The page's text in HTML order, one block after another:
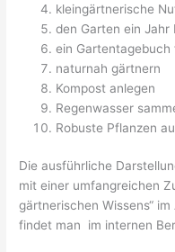
kleingärtnerische
den Garten ein Jahr
ein Gartentagebuch
naturnah gärtnern
Kompost anlegen
Regenwasser
Robuste Pflanzen
Die ausführliche
mit einer umfangreichen
gärtnerischen Wissens“
findet man im internen